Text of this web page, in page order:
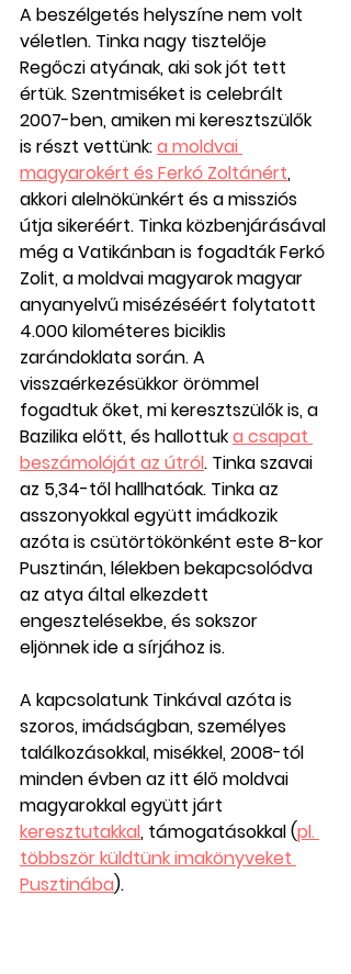
A beszélgetés helyszíne nem volt
véletlen. Tinka nagy tisztelője
Regőczi atyának, aki sok jót tett
értük. Szentmiséket is celebrált
2007-ben, amiken mi keresztszülők
is részt vettünk: a moldvai
magyarokért és Ferkó Zoltánért,
akkori alelnökünkért és a missziós
útja sikeréért. Tinka közbenjárásával
még a Vatikánban is fogadták Ferkó
Zolit, a moldvai magyarok magyar
anyanyelvű misézéséért folytatott
4.000 kilométeres biciklis
zarándoklata során. A
visszaérkezésükkor örömmel
fogadtuk őket, mi keresztszülők is, a
Bazilika előtt, és hallottuk a csapat
beszámolóját az útról. Tinka szavai
az 5,34-től hallhatóak. Tinka az
asszonyokkal együtt imádkozik
azóta is csütörtökönként este 8-kor
Pusztinán, lélekben bekapcsolódva
az atya által elkezdett
engesztelésekbe, és sokszor
eljönnek ide a sírjához is.
A kapcsolatunk Tinkával azóta is
szoros, imádságban, személyes
találkozásokkal, misékkel, 2008-tól
minden évben az itt élő moldvai
magyarokkal együtt járt
keresztutakkal, támogatásokkal (pl.
többször küldtünk imakönyveket
Pusztinába).